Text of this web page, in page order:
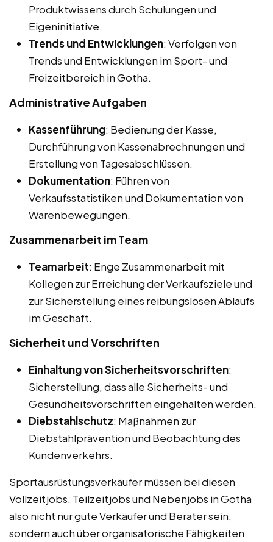
Produktwissens durch Schulungen und
Eigeninitiative.
Trends und Entwicklungen: Verfolgen von
Trends und Entwicklungen im Sport- und
Freizeitbereich in Gotha.
Administrative Aufgaben
Kassenführung: Bedienung der Kasse,
Durchführung von Kassenabrechnungen und
Erstellung von Tagesabschlüssen.
Dokumentation: Führen von
Verkaufsstatistiken und Dokumentation von
Warenbewegungen.
Zusammenarbeit im Team
Teamarbeit: Enge Zusammenarbeit mit
Kollegen zur Erreichung der Verkaufsziele und
zur Sicherstellung eines reibungslosen Ablaufs
im Geschäft.
Sicherheit und Vorschriften
Einhaltung von Sicherheitsvorschriften:
Sicherstellung, dass alle Sicherheits- und
Gesundheitsvorschriften eingehalten werden.
Diebstahlschutz: Maßnahmen zur
Diebstahlprävention und Beobachtung des
Kundenverkehrs.
Sportausrüstungsverkäufer müssen bei diesen
Vollzeitjobs, Teilzeitjobs und Nebenjobs in Gotha
also nicht nur gute Verkäufer und Berater sein,
sondern auch über organisatorische Fähigkeiten